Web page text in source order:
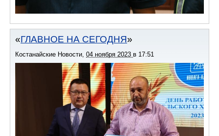
ГЛАВНОЕ НА СЕГОДНЯ
Костанайские Новости 04 ноября 2023 в 17:51